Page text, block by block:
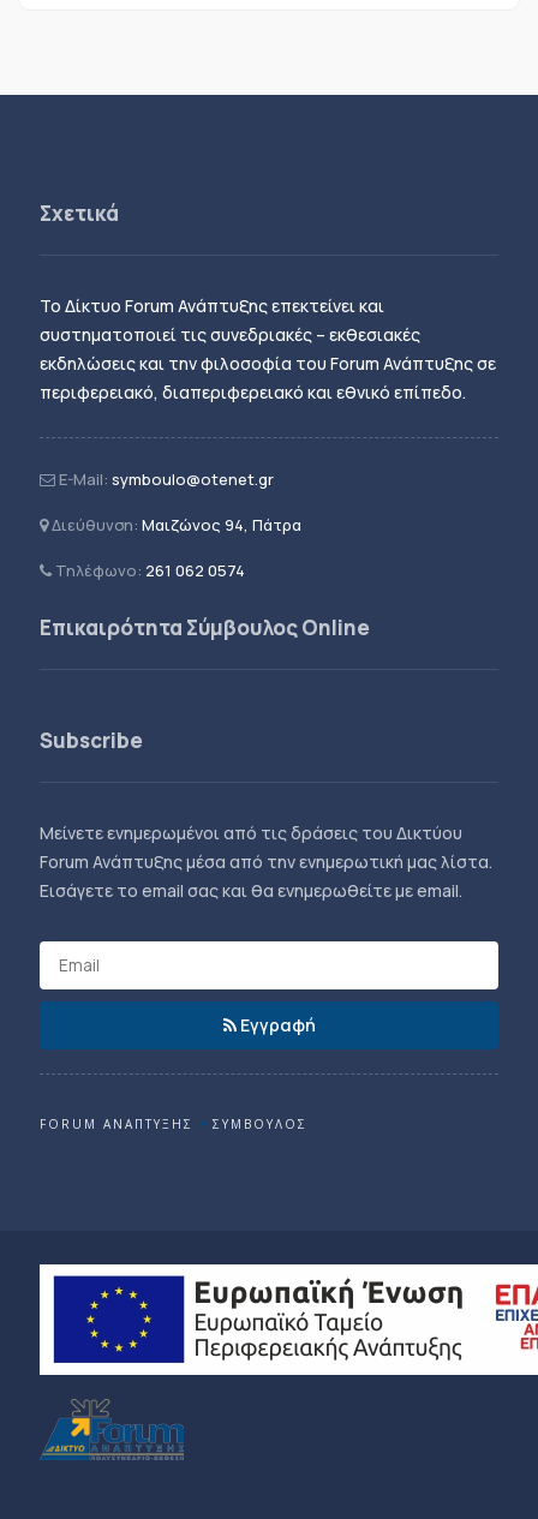
Σχετικά
Το Δίκτυο Forum Ανάπτυξης επεκτείνει και
συστηματοποιεί τις συνεδριακές – εκθεσιακές
εκδηλώσεις και την φιλοσοφία του Forum Ανάπτυξης σε
περιφερειακό, διαπεριφερειακό και εθνικό επίπεδο.
E-Mail: symboulo@otenet.gr
Διεύθυνση: Μαιζώνος 94, Πάτρα
Τηλέφωνο: 261 062 0574
Επικαιρότητα Σύμβουλος Online
Subscribe
Μείνετε ενημερωμένοι από τις δράσεις του Δικτύου
Forum Ανάπτυξης μέσα από την ενημερωτική μας λίστα.
Εισάγετε το email σας και θα ενημερωθείτε με email.
Εγγραφή
FORUM ΑΝΑΠΤΥΞΗΣ ΣΥΜΒΟΥΛΟΣ